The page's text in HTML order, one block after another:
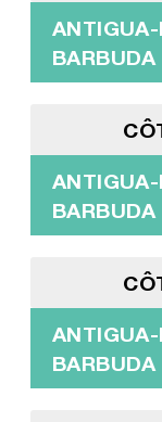
ANTIGUA-
ANTIGUA-
ANTIGUA-